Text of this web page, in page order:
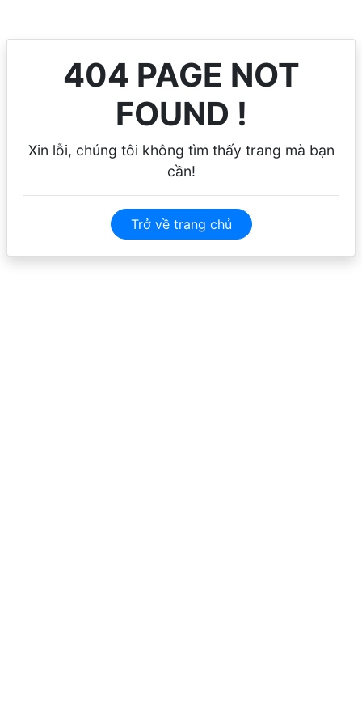
404 PAGE NOT
FOUND !
Xin lỗi, chúng tôi không tìm thấy trang mà bạn
cần!
Trở về trang chủ